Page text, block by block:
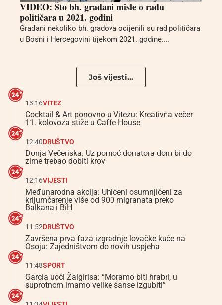
VIDEO: Što bh. građani misle o radu
političara u 2021. godini
Građani nekoliko bh. gradova ocijenili su rad političara
u Bosni i Hercegovini tijekom 2021. godine....
Još vijesti...
13:16VITEZ
Cocktail & Art ponovno u Vitezu: Kreativna večer
11. kolovoza stiže u Caffe House
12:40DRUŠTVO
Donja Večeriska: Uz pomoć donatora dom bi do
zime trebao dobiti krov
12:16VIJESTI
Međunarodna akcija: Uhićeni osumnjičeni za
krijumčarenje više od 900 migranata preko
Balkana i BiH
11:52DRUŠTVO
Završena prva faza izgradnje lovačke kuće na
Osoju: Zajedništvom do novih uspjeha
11:48SPORT
Garcia uoči Žalgirisa: “Moramo biti hrabri, u
suprotnom imamo velike šanse izgubiti”